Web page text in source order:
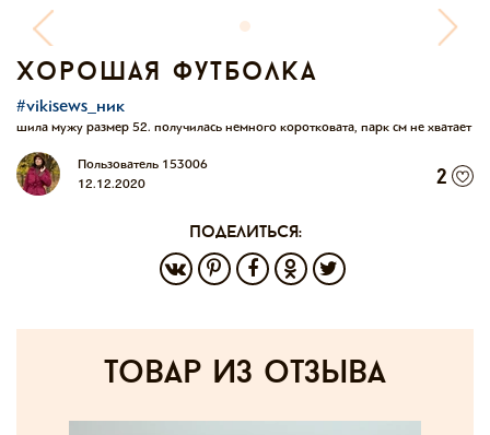
хорошая футболка
#vikisews_ник
шила мужу размер 52. получилась немного коротковата, парк см не хватает
Пользователь 153006
12.12.2020
2
поделиться:
товар из отзыва